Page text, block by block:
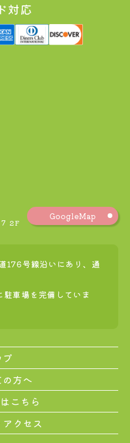
対応
2F
GoogleMap
176号線沿いにあり、通
車場を完備していま
プ
の方へ
こちら
クセス